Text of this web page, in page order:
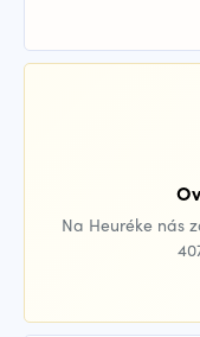
Na Heuréke nás